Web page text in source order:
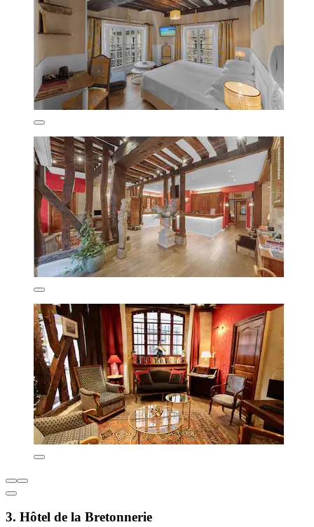
3. Hôtel de la Bretonnerie